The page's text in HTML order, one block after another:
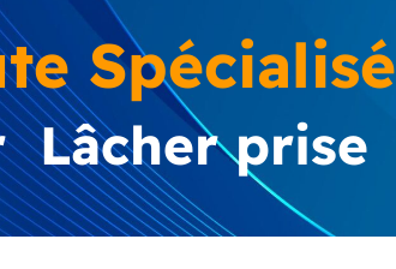
Spécialisé
Lâcher prise